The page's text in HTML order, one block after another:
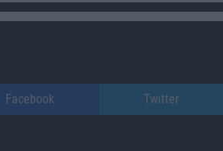
Facebook Twitter